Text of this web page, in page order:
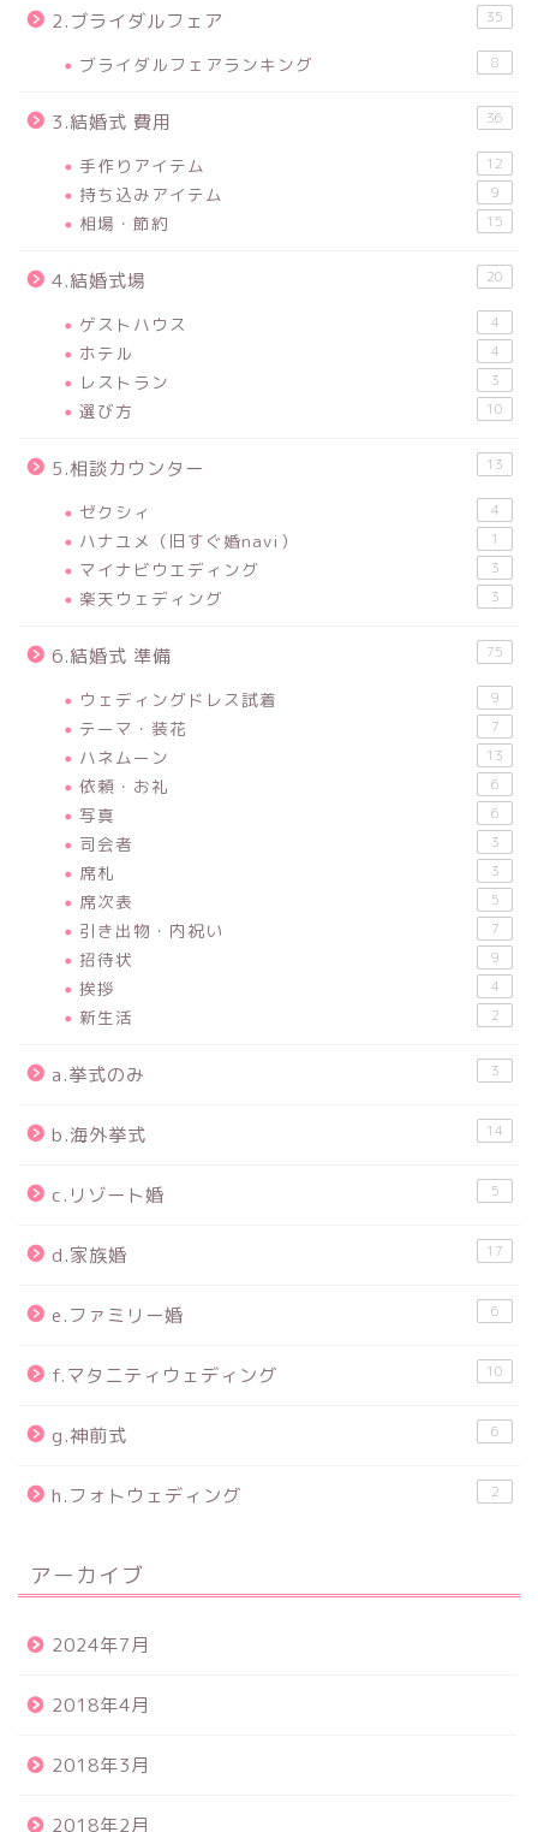
2.ブライダルフェア 35
ブライダルフェアランキング 8
3.結婚式 費用 36
手作りアイテム 12
持ち込みアイテム 9
相場・節約 15
4.結婚式場 20
ゲストハウス 4
ホテル 4
レストラン 3
選び方 10
5.相談カウンター 13
ゼクシィ 4
ハナユメ（旧すぐ婚navi） 1
マイナビウエディング 3
楽天ウェディング 3
6.結婚式 準備 75
ウェディングドレス試着 9
テーマ・装花 7
ハネムーン 13
依頼・お礼 6
写真 6
司会者 3
席札 3
席次表 5
引き出物・内祝い 7
招待状 9
挨拶 4
新生活 2
a.挙式のみ 3
b.海外挙式 14
c.リゾート婚 5
d.家族婚 17
e.ファミリー婚 6
f.マタニティウェディング 10
g.神前式 6
h.フォトウェディング 2
アーカイブ
2024年7月
2018年4月
2018年3月
2018年2月